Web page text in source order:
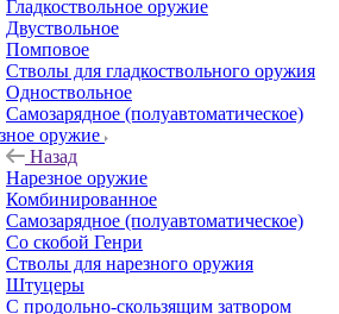
Гладкоствольное оружие
Двуствольное
Помповое
Стволы для гладкоствольного оружия
Одноствольное
Самозарядное (полуавтоматическое)
оружие
Назад
Нарезное оружие
Комбинированное
Самозарядное (полуавтоматическое)
Со скобой Генри
Стволы для нарезного оружия
Штуцеры
С продольно-скользящим затвором